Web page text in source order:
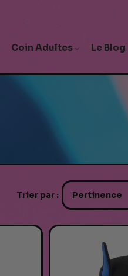
Coin Adultes Le Blog
Trier par : Pertinence